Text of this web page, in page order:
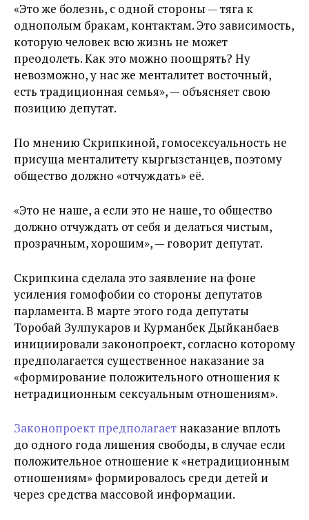
«Это же болезнь, с одной стороны — тяга к
однополым бракам, контактам. Это зависимость,
которую человек всю жизнь не может
преодолеть. Как это можно поощрять? Ну
невозможно, у нас же менталитет восточный,
есть традиционная семья», — объясняет свою
позицию депутат.
По мнению Скрипкиной, гомосексуальность не
присуща менталитету кыргызстанцев, поэтому
общество должно «отчуждать» её.
«Это не наше, а если это не наше, то общество
должно отчуждать от себя и делаться чистым,
прозрачным, хорошим», — говорит депутат.
Скрипкина сделала это заявление на фоне
усиления гомофобии со стороны депутатов
парламента. В марте этого года депутаты
Торобай Зулпукаров и Курманбек Дыйканбаев
инициировали законопроект, согласно которому
предполагается существенное наказание за
«формирование положительного отношения к
нетрадиционным сексуальным отношениям».
Законопроект предполагает наказание вплоть
до одного года лишения свободы, в случае если
положительное отношение к «нетрадиционным
отношениям» формировалось среди детей и
через средства массовой информации.